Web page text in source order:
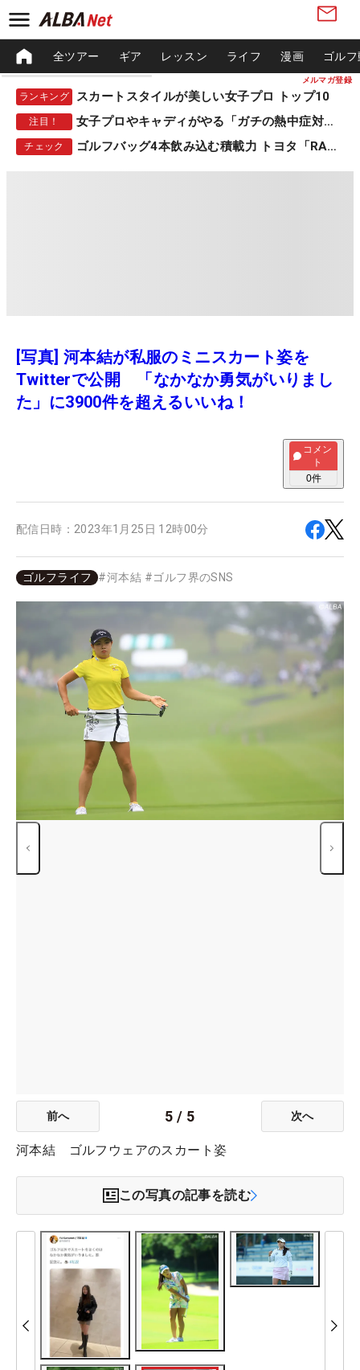
メルマガ登録
全ツアー ギア レッスン ライフ 漫画 ゴル
ランキング スカートスタイルが美しい女子プロ トップ10
注目！ 女子プロやキャディがやる「ガチの熱中症対策」
チェック ゴルフバッグ4本飲み込む積載力 トヨタ「RAV4」
[写真] 河本結が私服のミニスカート姿を
Twitterで公開 「なかなか勇気がいりまし
た」に3900件を超えるいいね！
コメン
ト
0件
配信日時： 2023年1月25日 12時00分
ゴルフライフ #河本結 #ゴルフ界のSNS
前へ 5 / 5 次へ
河本結 ゴルフウェアのスカート姿
この写真の記事を読む